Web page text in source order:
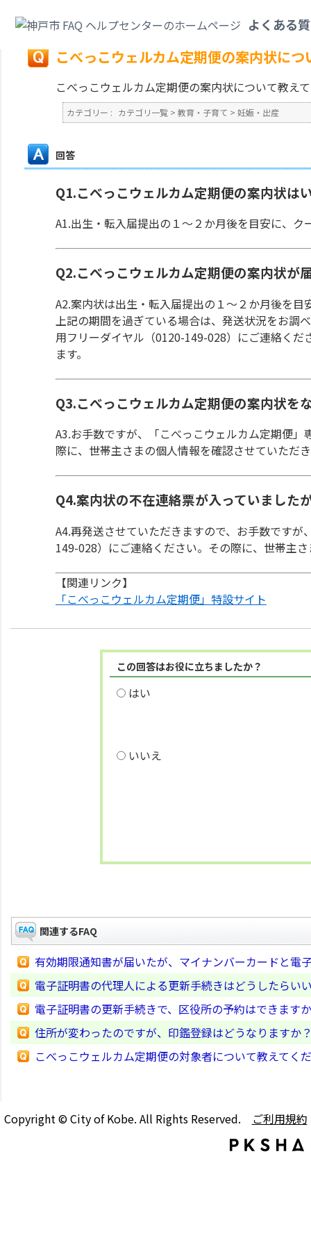
よくある
戻る
こべっこウェルカム定期便の案内状に
こべっこウェルカム定期便の案内状について教え
カテゴリー : カテゴリ一覧 > 教育・子育て > 妊娠・出産
回答
Q1.こべっこウェルカム定期便の案内状は
A1.出生・転入届提出の１～２か月後を目安に、
Q2.こべっこウェルカム定期便の案内状が
A2.案内状は出生・転入届提出の１～２か月後を目
上記の期間を過ぎている場合は、発送状況をお調
用フリーダイヤル（0120-149-028）にご連絡く
ます。
Q3.こべっこウェルカム定期便の案内状を
A3.お手数ですが、「こべっこウェルカム定期便
際に、世帯主さまの個人情報を確認させていただ
Q4.案内状の不在連絡票が入っていました
A4.再発送させていただきますので、お手数です
149-028）にご連絡ください。その際に、世帯主
【関連リンク】
「こべっこウェルカム定期便」特設サイト
この回答はお役に立ちましたか？
はい
いいえ
関連するFAQ
有効期限通知書が届いたが、マイナンバーカードと電
電子証明書の代理人による更新手続きはどうしたらい
電子証明書の更新手続きで、区役所の予約はできます
住所が変わったのですが、印鑑登録はどうなりますか
こべっこウェルカム定期便の対象者について教えてく
Copyright © City of Kobe. All Rights Reserved. ご利用規約